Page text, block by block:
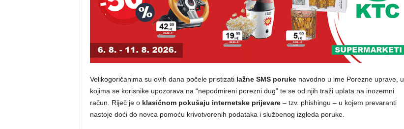
Velikogoričanima su ovih dana počele pristizatilažne SMS porukenavodno u ime Porezne uprave, u
kojima se korisnike upozorava na “nepodmireni porezni dug” te se od njih traži uplata na inozemni
račun. Riječ je o klasičnom pokušaju internetske prijevare– tzv. phishingu – u kojem prevaranti
nastoje doći do novca pomoću krivotvorenih podataka i službenog izgleda poruke.